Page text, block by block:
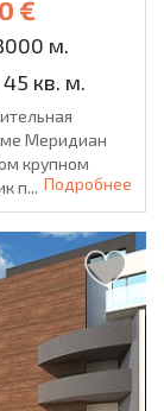
€
м.
45 кв. м.
Меридиан
крупном
п... Подробнее